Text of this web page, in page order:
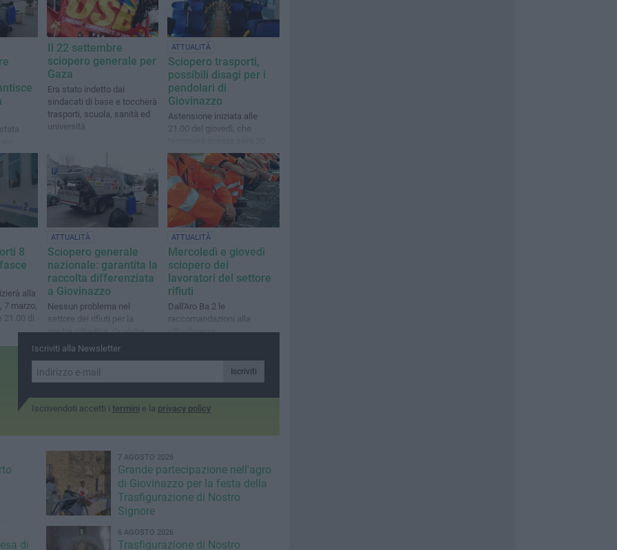
Il 22 settembre
sciopero generale per
Gaza
Era stato indetto dai
sindacati di base e toccherà
trasporti, scuola, sanità ed
università
ATTUALITÀ
Sciopero trasporti,
possibili disagi per i
pendolari di
Giovinazzo
Astensione iniziata alle
21.00 del giovedì, che
ottobre
8
alla
7 marzo,
21.00 di
ATTUALITÀ
Sciopero generale
nazionale: garantita la
raccolta differenziata
a Giovinazzo
Nessun problema nel
settore dei rifiuti per la
nostra cittadina. Qualche
disagio possibile per i
ATTUALITÀ
Mercoledì e giovedì
sciopero dei
lavoratori del settore
rifiuti
Dall'Aro Ba 2 le
raccomandazioni alla
cittadinanza
Iscriviti alla Newsletter
Iscriviti
Iscrivendoti accetti i termini e la privacy policy
7 AGOSTO 2026
Grande partecipazione nell'agro
di Giovinazzo per la festa della
Trasfigurazione di Nostro
Signore
di
6 AGOSTO 2026
Trasfigurazione di Nostro